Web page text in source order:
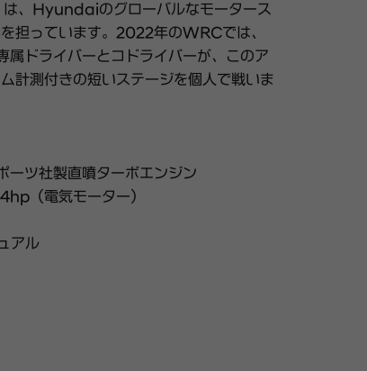
、Hyundaiのグローバルなモータース
担っています。2022年のWRCでは、
ドライバーとコドライバーが、このア
計測付きの短いステージを個人で戦いま
ツ社製直噴ターボエンジン
（電気モーター）
アル